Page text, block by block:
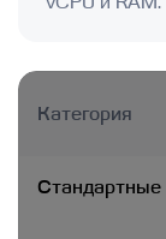
Категория
Стандартные